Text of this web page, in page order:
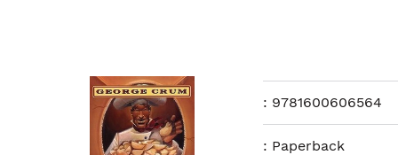
: 9781600606564
: Paperback